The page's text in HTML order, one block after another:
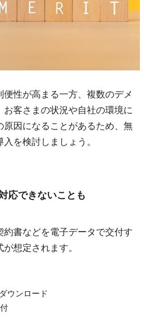
便性が高まる一方、複数のデメ
お客さまの状況や自社の環境に
原因になることがあるため、無
を検討しましょう。
応できないことも
約書などを電子データで交付す
想定されます。
ウンロード